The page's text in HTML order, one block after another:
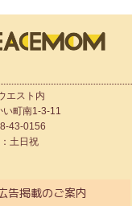
エスト内
町南1-3-11
43-0156
土日祝
告掲載のご案内